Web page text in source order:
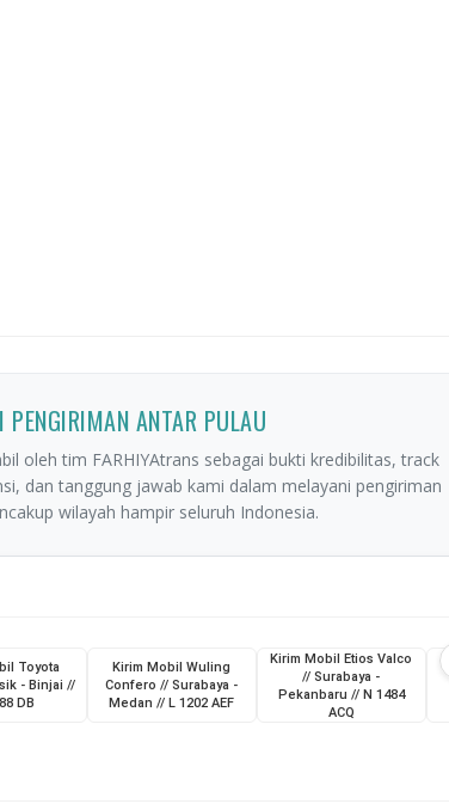
PENGIRIMAN ANTAR PULAU
oleh tim FARHIYAtrans sebagai bukti kredibilitas, track
dan tanggung jawab kami dalam melayani pengiriman
wilayah hampir seluruh Indonesia.
Toyota
- Binjai //
DB
Kirim Mobil Wuling
Confero // Surabaya -
Medan // L 1202 AEF
Kirim Mobil Etios Valco
// Surabaya -
Pekanbaru // N 1484
ACQ